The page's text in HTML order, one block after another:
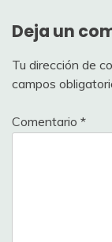
Deja un
Tu dirección de
campos
Comentario *